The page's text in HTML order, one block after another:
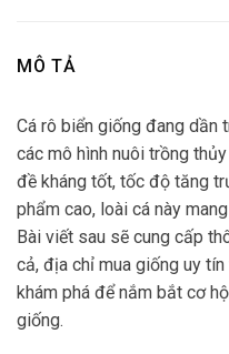
MÔ TẢ
Cá rô biển giống đang dần
các mô hình nuôi trồng
đề kháng tốt, tốc độ tăng
phẩm cao, loài cá này
Bài viết sau sẽ cung cấp
cả, địa chỉ mua giống uy
khám phá để nắm bắt cơ
giống.